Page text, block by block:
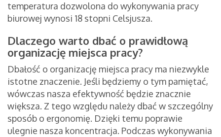
temperatura dozwolona do wykonywania pracy
biurowej wynosi 18 stopni Celsjusza.
Dlaczego warto dbać o prawidłową
organizację miejsca pracy?
Dbałość o organizację miejsca pracy ma niezwykle
istotne znaczenie. Jeśli będziemy o tym pamiętać,
wówczas nasza efektywność będzie znacznie
większa. Z tego względu należy dbać w szczególny
sposób o ergonomię. Dzięki temu poprawie
ulegnie nasza koncentracja. Podczas wykonywania